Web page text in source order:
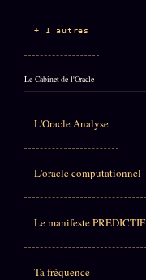
+ 1 autres
Le Cabinet de l'Oracle
L'Oracle Analyse
L'oracle computationnel
Le manifeste PRÉDICTIF
Ta fréquence